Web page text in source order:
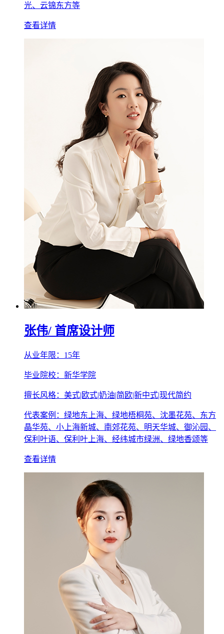
光、云锦东方等
查看详情
张伟/ 首席设计师
从业年限：15年
毕业院校：新华学院
擅长风格：美式|欧式|奶油|简欧|新中式|现代简约
代表案例：绿地东上海、绿地梧桐苑、沈墨花苑、东方
晶华苑、小上海新城、南郊花苑、明天华城、御沁园、
保利叶语、保利叶上海、经纬城市绿洲、绿地香颂等
查看详情